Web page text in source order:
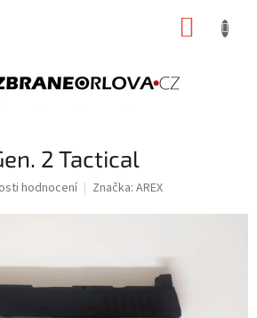
2 Tactical
hodnocení Značka: AREX